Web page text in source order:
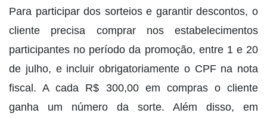
Para participar dos sorteios e garantir descontos, o
cliente precisa comprar nos estabelecimentos
participantes no período da promoção, entre 1 e 20
de julho, e incluir obrigatoriamente o CPF na nota
fiscal. A cada R$ 300,00 em compras o cliente
ganha um número da sorte. Além disso, em